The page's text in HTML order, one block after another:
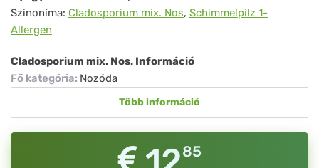
mix.
Nos.
Szinoníma: Cladosporium mix. Nos, Schimmelpilz 1-
Allergen
Cladosporium mix. Nos. Információ
Fő kategória: Nozóda
Több információ
85